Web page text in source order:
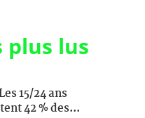
plus lus
15/24 ans
42 % des...